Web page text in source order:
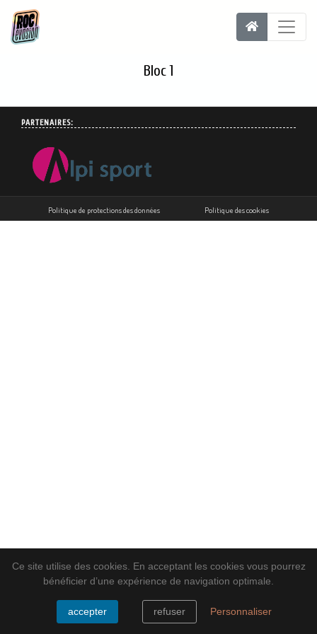
Ce site utilise des cookies. En acceptant les cookies vous pourrez
bénéficier d’une expérience de navigation optimale.
accepter refuser Personnaliser
Bloc 1
PARTENAIRES:
Politique de protections des données Politique des cookies